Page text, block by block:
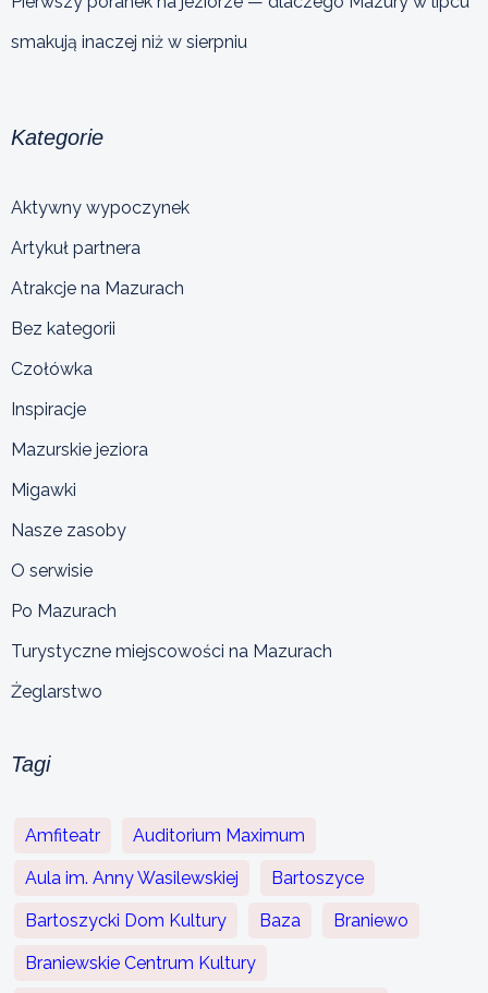
smakują inaczej niż w sierpniu
Kategorie
Aktywny wypoczynek
Artykuł partnera
Atrakcje na Mazurach
Bez kategorii
Czołówka
Inspiracje
Mazurskie jeziora
Migawki
Nasze zasoby
O serwisie
Po Mazurach
Turystyczne miejscowości na Mazurach
Żeglarstwo
Tagi
Amfiteatr Auditorium Maximum
Aula im. Anny Wasilewskiej Bartoszyce
Bartoszycki Dom Kultury Baza Braniewo
Braniewskie Centrum Kultury